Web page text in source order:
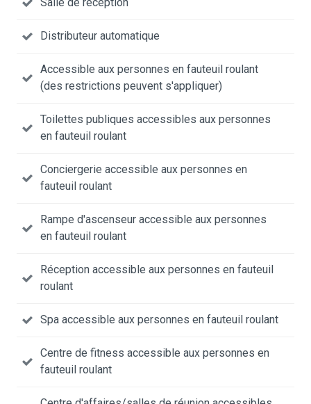
Distributeur automatique
Accessible aux personnes en fauteuil roulant
(des restrictions peuvent s'appliquer)
Toilettes publiques accessibles aux personnes
en fauteuil roulant
Conciergerie accessible aux personnes en
fauteuil roulant
Rampe d'ascenseur accessible aux personnes
en fauteuil roulant
Réception accessible aux personnes en fauteuil
roulant
Spa accessible aux personnes en fauteuil roulant
Centre de fitness accessible aux personnes en
fauteuil roulant